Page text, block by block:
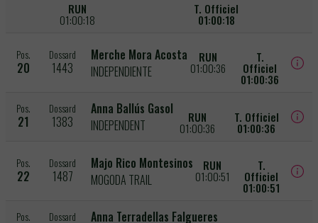
RUN
01:00:18
T. Officiel
01:00:18
Pos.
20
Dossard
1443
Merche Mora Acosta
INDEPENDIENTE
RUN
01:00:36
T.
Officiel
01:00:36
Pos.
21
Dossard
1383
Anna Ballús Gasol
INDEPENDENT
RUN
01:00:36
T. Officiel
01:00:36
Pos.
22
Dossard
1487
Majo Rico Montesinos
MOGODA TRAIL
RUN
01:00:51
T.
Officiel
01:00:51
Pos. Dossard Anna Terradellas Falgueres